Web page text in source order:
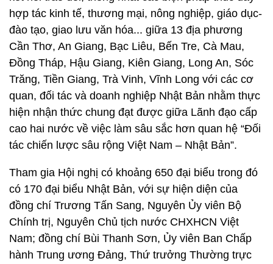
hợp tác kinh tế, thương mại, nông nghiệp, giáo dục-
đào tạo, giao lưu văn hóa... giữa 13 địa phương
Cần Thơ, An Giang, Bạc Liêu, Bến Tre, Cà Mau,
Đồng Tháp, Hậu Giang, Kiên Giang, Long An, Sóc
Trăng, Tiền Giang, Trà Vinh, Vĩnh Long với các cơ
quan, đối tác và doanh nghiệp Nhật Bản nhằm thực
hiện nhận thức chung đạt được giữa Lãnh đạo cấp
cao hai nước về việc làm sâu sắc hơn quan hệ “Đối
tác chiến lược sâu rộng Việt Nam – Nhật Bản”.
Tham gia Hội nghị có khoảng 650 đại biểu trong đó
có 170 đại biểu Nhật Bản, với sự hiện diện của
đồng chí Trương Tấn Sang, Nguyên Ủy viên Bộ
Chính trị, Nguyên Chủ tịch nước CHXHCN Việt
Nam; đồng chí Bùi Thanh Sơn, Ủy viên Ban Chấp
hành Trung ương Đảng, Thứ trưởng Thường trực